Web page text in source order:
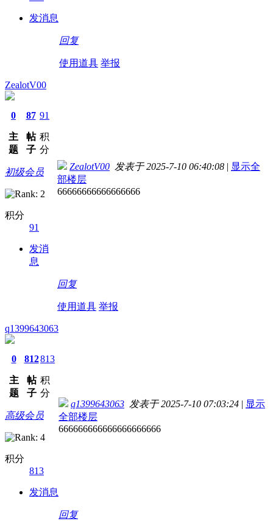
发消息
回复
使用道具 举报
ZealotV00
0
主
题
87
帖
子
91
积
分
初级会员
积分
91
发消
息
ZealotV00 发表于 2025-7-10 06:40:08 | 显示全
部楼层
66666666666666666
回复
使用道具 举报
q1399643063
0
主
题
812
帖
子
813
积
分
高级会员
积分
813
发消息
q1399643063 发表于 2025-7-10 07:03:24 | 显示
全部楼层
666666666666666666666
回复